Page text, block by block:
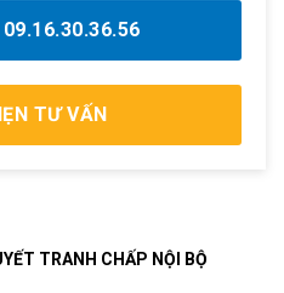
09.16.30.36.56
TƯ VẤN
TRANH CHẤP NỘI BỘ